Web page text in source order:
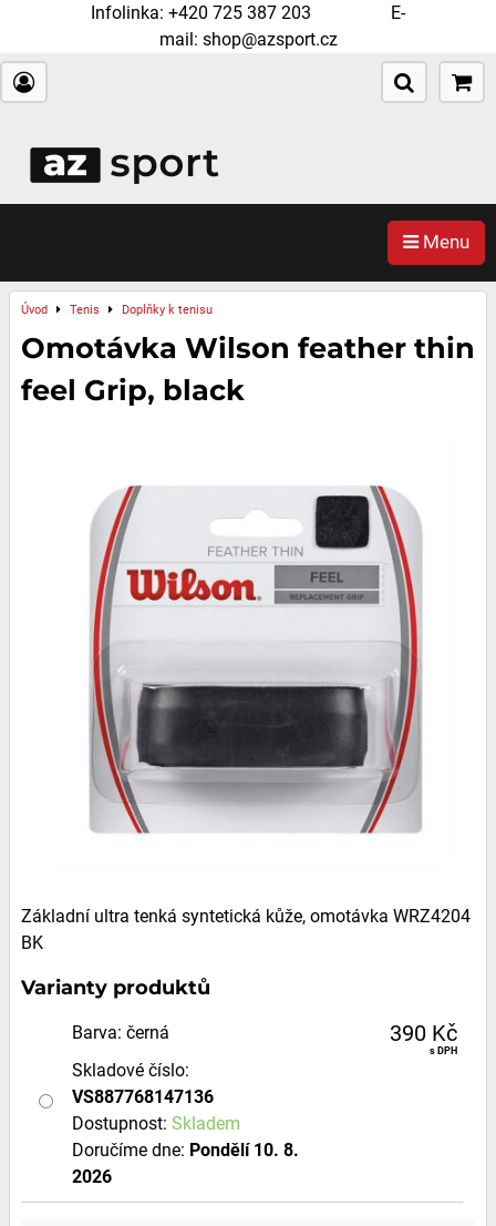
Infolinka: +420 725 387 203 E-
mail: shop@azsport.cz
Menu
Úvod Tenis Doplňky k tenisu
Omotávka Wilson feather thin
feel Grip, black
Základní ultra tenká syntetická kůže, omotávka WRZ4204
BK
Varianty produktů
Barva: černá
Skladové číslo:
VS887768147136
Dostupnost: Skladem
Doručíme dne: Pondělí10. 8.
2026
390 Kč
s DPH